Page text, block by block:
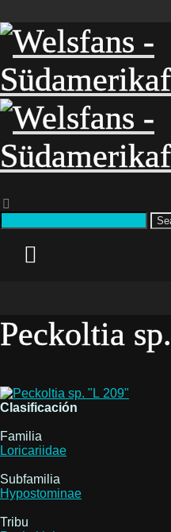
Peckoltia
Clasificación
Familia
Loricariidae
Subfamilia
Hypostominae
Tribu